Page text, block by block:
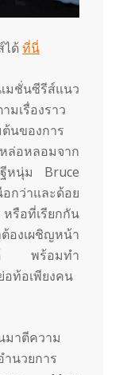
ได้ ที่นี่
ชั่นซีรีส์แนว
เรื่องราว
ต้นของการ
ล่อหลอมจาก
หนุ่ม Bruce
กว่าและด้อย
รือที่เรียกกัน
องเผชิญหน้า
ได้ พร้อมทำ
ท้อเพียงคน
มาตีความ
นวยการ